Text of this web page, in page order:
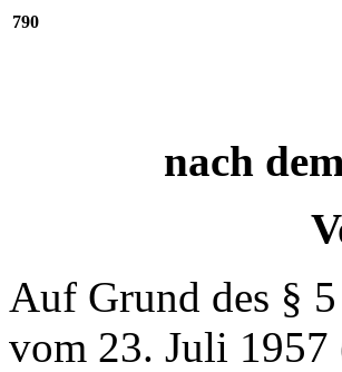
790
nach
Auf Grund des § 5
vom 23. Juli